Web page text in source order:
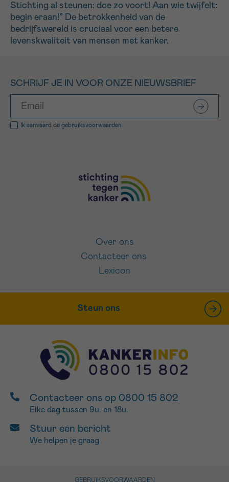
Stichting al steunen: doe zo voort! Aan wie twijfelt:
begin eraan!” De betrokkenheid van de
bedrijfswereld is cruciaal voor een betere
levenskwaliteit van mensen met kanker.
SCHRIJF JE IN VOOR ONZE NIEUWSBRIEF
Ik aanvaard de gebruiksvoorwaarden
Over ons
Contacteer ons
Lexicon
Steun ons
Contacteer ons op 0800 15 802
Elke dag tussen 9u. en 18u.
Stuur een bericht
We helpen je graag
GEBRUIKSVOORWAARDEN